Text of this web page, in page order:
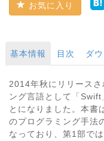
お気に入り
基本情報 目次 ダ
2014年秋にリリース
ング言語として「Swift
とになりました。本書
のプログラミング手法
なっており、第1部で